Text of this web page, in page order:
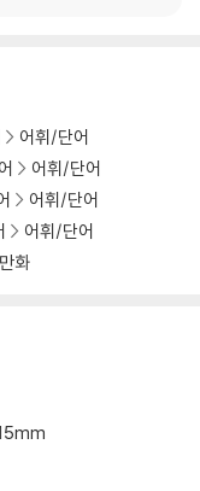
어휘/단어
어휘/단어
어휘/단어
어휘/단어
화